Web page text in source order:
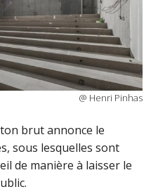
@ Henri Pinhas
brut annonce le
sous lesquelles sont
de manière à laisser le